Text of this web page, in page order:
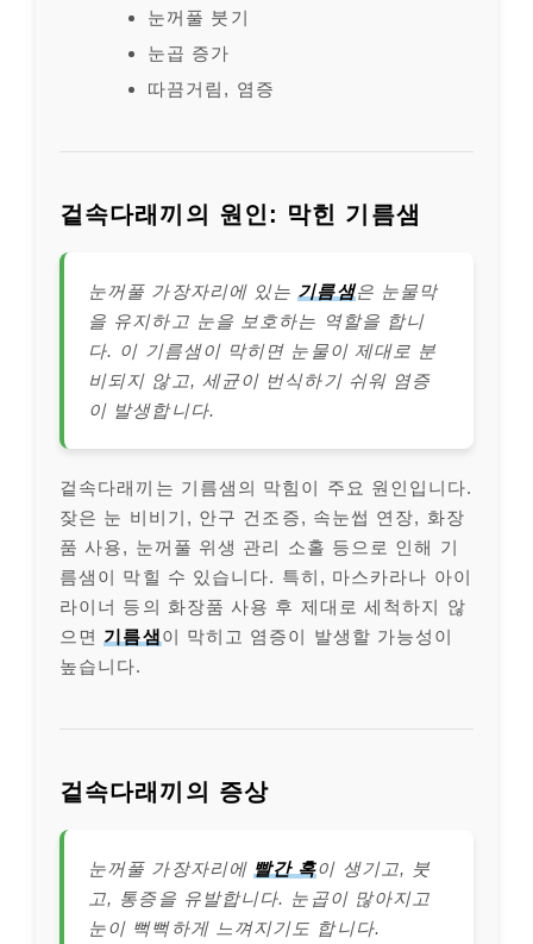
눈꺼풀 붓기
눈곱 증가
따끔거림, 염증
겉속다래끼의 원인: 막힌 기름샘
눈꺼풀 가장자리에 있는 기름샘은 눈물막
을 유지하고 눈을 보호하는 역할을 합니
다. 이 기름샘이 막히면 눈물이 제대로 분
비되지 않고, 세균이 번식하기 쉬워 염증
이 발생합니다.
겉속다래끼는 기름샘의 막힘이 주요 원인입니다.
잦은 눈 비비기, 안구 건조증, 속눈썹 연장, 화장
품 사용, 눈꺼풀 위생 관리 소홀 등으로 인해 기
름샘이 막힐 수 있습니다. 특히, 마스카라나 아이
라이너 등의 화장품 사용 후 제대로 세척하지 않
으면 기름샘 이 막히고 염증이 발생할 가능성이
높습니다.
겉속다래끼의 증상
눈꺼풀 가장자리에 빨간 혹이 생기고, 붓
고, 통증을 유발합니다. 눈곱이 많아지고
눈이 뻑뻑하게 느껴지기도 합니다.